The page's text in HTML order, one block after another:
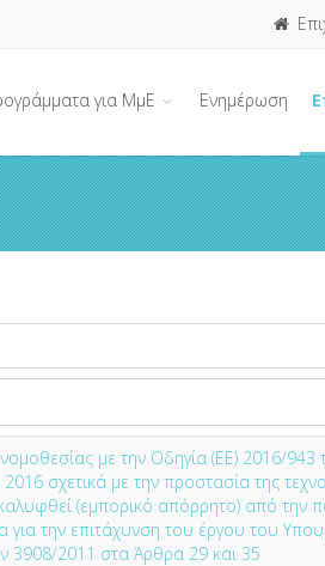
για ΜμΕ Ενημέρωση
με την Οδηγία (ΕΕ) 2016/
σχετικά με την προστασία της
(εμπορικό απόρρητο) από την
την επιτάχυνση του έργου του
3908/2011 στα Άρθρα 29 και 35